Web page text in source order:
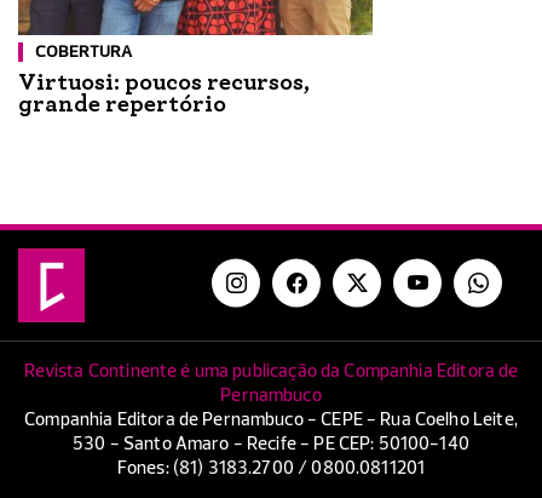
COBERTURA
Virtuosi: poucos recursos,
grande repertório
Revista Continente é uma publicação da Companhia Editora de
Pernambuco
Companhia Editora de Pernambuco - CEPE - Rua Coelho Leite,
530 - Santo Amaro - Recife - PE CEP: 50100-140
Fones: (81) 3183.2700 / 0800.0811201